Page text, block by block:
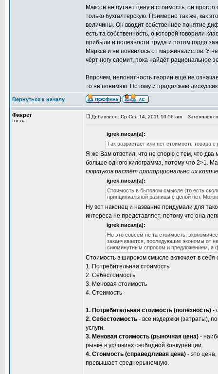
Максон не путает цену и стоимость, он
только бухгалтерскую. Примерно так же, как
величины. Он вводит собственное понятие
есть та собственность, о которой говорили
прибыли и полезности труда и потом гордо
Маркса и не появилось от маржиналистов. У
чёрт ногу сломит, пока найдёт рациональное
Впрочем, непонятность теории ещё не
то не понимаю. Потому и продолжаю
Вернуться к началу
Фикрет
Гость
Добавлено: Ср Сен 14, 2011 10:56 am Заголовок
igrek писал(а):
Так возрастает или нет стоимость товара
Я же Вам ответил, что не спорю с тем, что два
больше одного килограмма, потому что 2>1.
сюртуков растёт пропорционально их
igrek писал(а):
Стоимость в бытовом смысле (то есть
принципиальной разницы с ценой нет.
Ну вот наконец и название придумали для
интереса не представляет, потому что она
igrek писал(а):
Но это совсем не та стоимость,
заканчивается, последующие экономы от
сиюминутным спросом и предложением, а
Стоимость в широком смысле включает в
1. Потребительная стоимость
2. Себестоимость
3. Меновая стоимость
4. Стоимость
1. Потребительная стоимость (полезность) -
2. Себестоимость - все издержки (затраты),
услуги.
3. Меновая стоимость (рыночная цена) -
рынке в условиях свободной конкуренции.
4. Стоимость (справедливая цена) - это
превышает среднерыночную.